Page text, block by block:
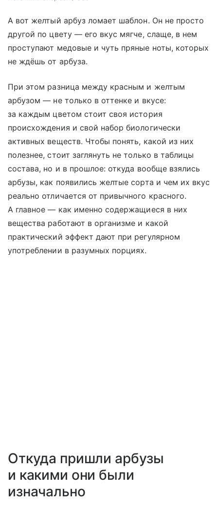
А вот желтый арбуз ломает шаблон. Он не просто
другой по цвету — его вкус мягче, слаще, в нем
проступают медовые и чуть пряные ноты, которых
не ждёшь от арбуза.
При этом разница между красным и желтым
арбузом — не только в оттенке и вкусе:
за каждым цветом стоит своя история
происхождения и свой набор биологически
активных веществ. Чтобы понять, какой из них
полезнее, стоит заглянуть не только в таблицы
состава, но и в прошлое: откуда вообще взялись
арбузы, как появились желтые сорта и чем их вкус
реально отличается от привычного красного.
А главное — как именно содержащиеся в них
вещества работают в организме и какой
практический эффект дают при регулярном
употреблении в разумных порциях.
Откуда пришли арбузы
и какими они были
изначально